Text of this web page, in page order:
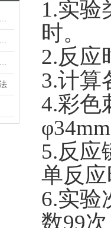
1.实验
时。
2.反应
3.计算
4.彩色
φ34mm
5.反应
单反
6.实验
数99